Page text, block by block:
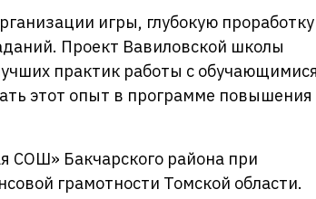
игры, глубокую проработку
Проект Вавиловской школы
практик работы с обучающимися
этот опыт в программе повышения
СОШ» Бакчарского района при
грамотности Томской области.